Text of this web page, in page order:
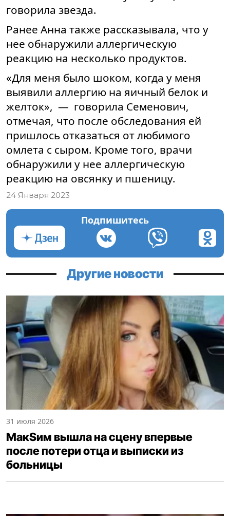
говорила звезда.
Ранее Анна также рассказывала, что у
нее обнаружили аллергическую
реакцию на несколько продуктов.
«Для меня было шоком, когда у меня
выявили аллергию на яичный белок и
желток», — говорила Семенович,
отмечая, что после обследования ей
пришлось отказаться от любимого
омлета с сыром. Кроме того, врачи
обнаружили у нее аллергическую
реакцию на овсянку и пшеницу.
24 Января 2023
Подпишитесь
Другие новости
31 июля 2026
МакSим вышла на сцену впервые
после потери отца и выписки из
больницы